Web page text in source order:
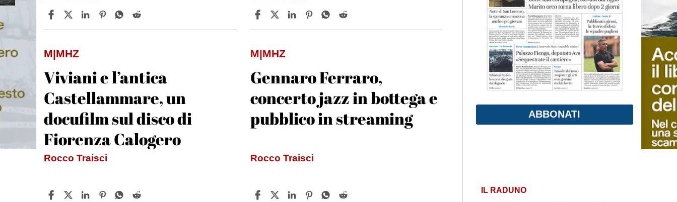
M|MHZ
Viviani e l’antica
Castellammare, un
docufilm sul disco di
Fiorenza Calogero
Rocco Traisci
M|MHZ
Gennaro Ferraro,
concerto jazz in bottega e
pubblico in streaming
Rocco Traisci
ABBONATI
IL RADUNO